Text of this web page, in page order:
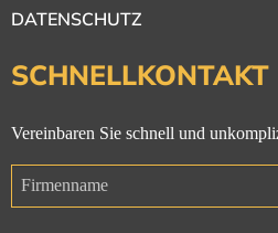
DATENSCHUTZ
SCHNELLKONTAKT
Vereinbaren Sie schnell und